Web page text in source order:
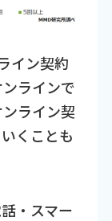
イン契約
ラインで
ライン契
くことも
・スマー